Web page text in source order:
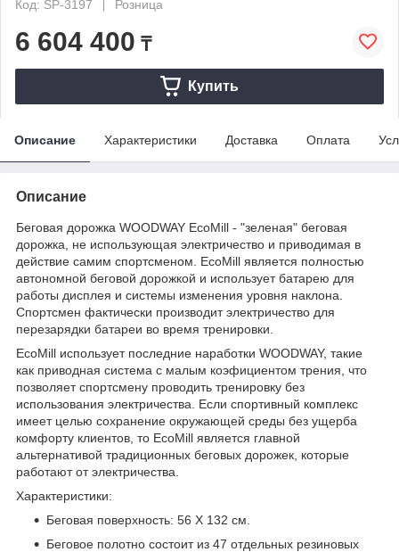
Код: SP-3197
Розница
6 604 400 ₸
Купить
Описание Характеристики Доставка Оплата
Описание
Беговая дорожка WOODWAY EcoMill - "зеленая" беговая
дорожка, не использующая электричество и приводимая в
действие самим спортсменом. EcoMill является полностью
автономной беговой дорожкой и использует батарею для
работы дисплея и системы изменения уровня наклона.
Спортсмен фактически производит электричество для
перезарядки батареи во время тренировки.
EcoMill использует последние наработки WOODWAY, такие
как приводная система с малым коэфициентом трения, что
позволяет спортсмену проводить тренировку без
использования электричества. Если спортивный комплекс
имеет целью сохранение окружающей среды без ущерба
комфорту клиентов, то EcoMill является главной
альтернативой традиционных беговых дорожек, которые
работают от электричества.
Характеристики:
Беговая поверхность: 56 X 132 см.
Беговое полотно состоит из 47 отдельных резиновых